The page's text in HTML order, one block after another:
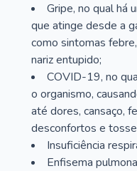
Gripe, no qual há
que atinge desde a
como sintomas
nariz entupido;
COVID-19, no
o organismo,
até dores, cansaço,
desconfortos e
Insuficiência
Enfisema